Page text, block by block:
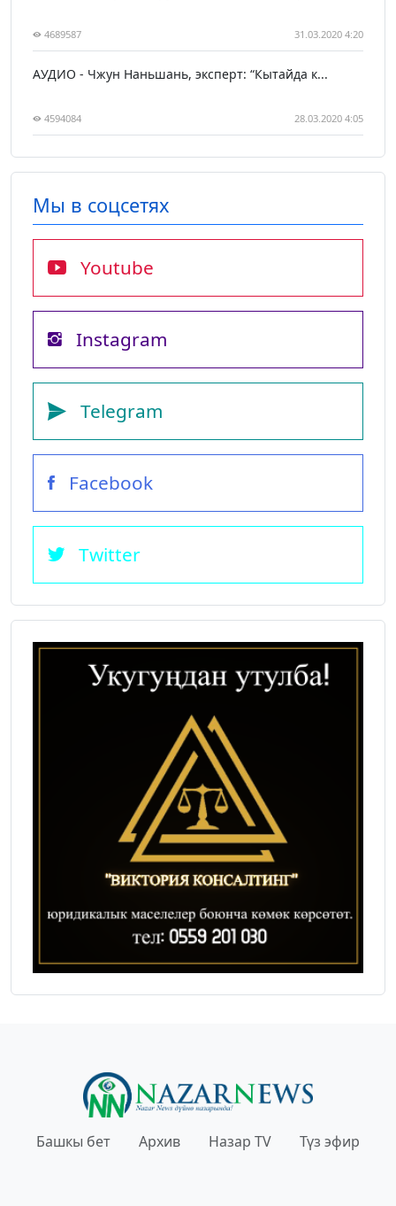
4689587 31.03.2020 4:20
АУДИО - Чжун Наньшань, эксперт: “Кытайда к...
4594084 28.03.2020 4:05
Мы в соцсетях
Youtube
Instagram
Telegram
Facebook
Twitter
Башкы бет Архив Назар TV Түз эфир